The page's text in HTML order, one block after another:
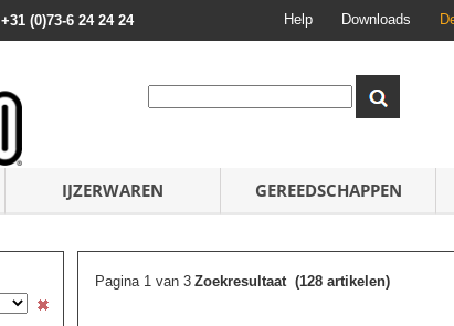
+31 (0)73-6 24 24 24 Help Downloads
IJZERWAREN GEREEDSCHAPPEN
Pagina 1 van 3Zoekresultaat (128 artikelen)